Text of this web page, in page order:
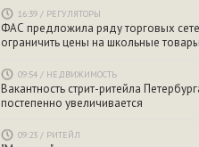
16:39 / РЕГУЛЯТОРЫ
ФАС предложила ряду торговых
ограничить цены на школьные
09:54 / НЕДВИЖИМОСТЬ
Вакантность стрит-ритейла
постепенно увеличивается
09:23 / РИТЕЙЛ